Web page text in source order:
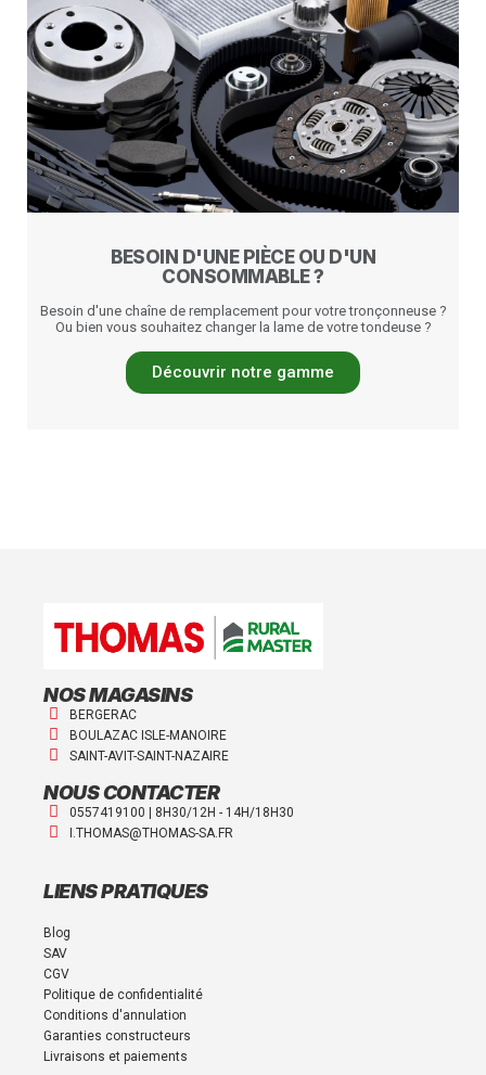
BESOIN D'UNE PIÈCE OU D'UN
CONSOMMABLE ?
Besoin d'une chaîne de remplacement pour votre tronçonneuse ?
Ou bien vous souhaitez changer la lame de votre tondeuse ?
Découvrir notre gamme
NOS MAGASINS
BERGERAC
BOULAZAC ISLE-MANOIRE
SAINT-AVIT-SAINT-NAZAIRE
NOUS CONTACTER
0557419100 | 8H30/12H - 14H/18H30
I.THOMAS@THOMAS-SA.FR
LIENS PRATIQUES
Blog
SAV
CGV
Politique de confidentialité
Conditions d'annulation
Garanties constructeurs
Livraisons et paiements